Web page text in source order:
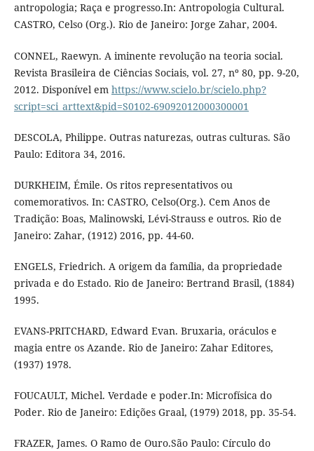
antropologia; Raça e progresso.In: Antropologia Cultural.
CASTRO, Celso (Org.). Rio de Janeiro: Jorge Zahar, 2004.
CONNEL, Raewyn. A iminente revolução na teoria social.
Revista Brasileira de Ciências Sociais, vol. 27, nº 80, pp. 9-20,
2012. Disponível em https://www.scielo.br/scielo.php?
script=sci_arttext&pid=S0102-69092012000300001
DESCOLA, Philippe. Outras naturezas, outras culturas. São
Paulo: Editora 34, 2016.
DURKHEIM, Émile. Os ritos representativos ou
comemorativos. In: CASTRO, Celso(Org.). Cem Anos de
Tradição: Boas, Malinowski, Lévi-Strauss e outros. Rio de
Janeiro: Zahar, (1912) 2016, pp. 44-60.
ENGELS, Friedrich. A origem da família, da propriedade
privada e do Estado. Rio de Janeiro: Bertrand Brasil, (1884)
1995.
EVANS-PRITCHARD, Edward Evan. Bruxaria, oráculos e
magia entre os Azande. Rio de Janeiro: Zahar Editores,
(1937) 1978.
FOUCAULT, Michel. Verdade e poder.In: Microfísica do
Poder. Rio de Janeiro: Edições Graal, (1979) 2018, pp. 35-54.
FRAZER, James. O Ramo de Ouro.São Paulo: Círculo do